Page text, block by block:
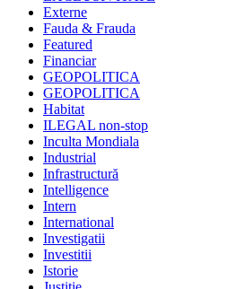
Externe
Fauda & Frauda
Featured
Financiar
GEOPOLITICA
GEOPOLITICA
Habitat
ILEGAL non-stop
Inculta Mondiala
Industrial
Infrastructură
Intelligence
Intern
International
Investigatii
Investitii
Istorie